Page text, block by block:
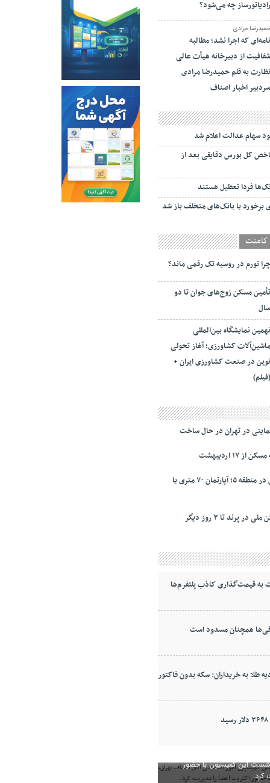
رادیاتورساز چه می‌شود؟
حمیدرضا مرادی
نامه‌ای که اجرا نشد؛ مطالبه
شفافیت از دبیرخانه هیأت عالی
نظارت به قلم حمیدرضا مرادی
سردبیر اخبار اصناف
سهام عدالت اعلام شد
شاخص کل بورس دقایقی بعد از
فردا تعطیل هستند
با بانک‌های متخلف باز شد
کامنت
چرا تورم در روسیه تک رقمی ماند؟
تأمین مسکن زوج‌های جوان تا دو
سال
نهمین نمایشگاه بین‌المللی
ماشین‌آلات کشاورزی؛ آغاز تحولی
نوین در صنعت کشاورزی ایران +
(فیلم)
۱۷ اردیبهشت
نرخ‌ رهن و اجاره مسکن در منطقه ۵؛ آپارتمان ۷۰ متری با
به قیمت‌گذاری کاذب پلتفرم‌ها
همچنان مسدود است
طلا به خریداران: سکه بدون فاکتور
نشست این کمیسیون با حضور
کرد.